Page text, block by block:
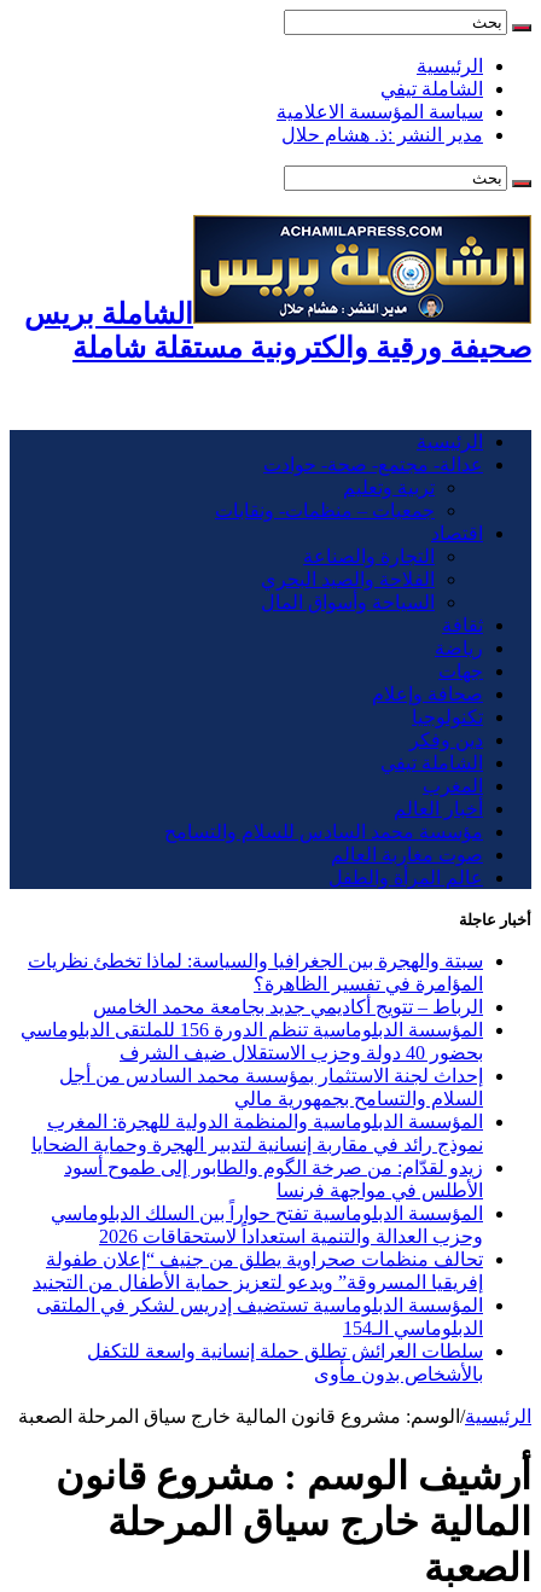
الرئيسية
الشاملة تيفي
سياسة المؤسسة الاعلامية
مدير النشر :ذ. هشام حلال
الشاملة بريس
صحيفة ورقية والكترونية مستقلة شاملة
الرئيسية
عدالة- مجتمع- صحة- حوادت
تربية وتعليم
جمعيات – منظمات- ونقابات
اقتصاد
التجارة والصناعة
الفلاحة والصيد البحري
السياحة وأسواق المال
ثقافة
رياضة
جهات
صحافة وإعلام
تكنولوجيا
دين وفكر
الشاملة تيفي
المغرب
أخبار العالم
مؤسسة محمد السادس للسلام والتسامح
صوت مغاربة العالم
عالم المرأة والطفل
أخبار عاجلة
سبتة والهجرة بين الجغرافيا والسياسة: لماذا تخطئ نظريات
المؤامرة في تفسير الظاهرة؟
الرباط – تتويج أكاديمي جديد بجامعة محمد الخامس
المؤسسة الدبلوماسية تنظم الدورة 156 للملتقى الدبلوماسي
بحضور 40 دولة وحزب الاستقلال ضيف الشرف
إحداث لجنة الاستثمار بمؤسسة محمد السادس من أجل
السلام والتسامح بجمهورية مالي
المؤسسة الدبلوماسية والمنظمة الدولية للهجرة: المغرب
نموذج رائد في مقاربة إنسانية لتدبير الهجرة وحماية الضحايا
زيدو لقدّام: من صرخة الگوم والطابور إلى طموح أسود
الأطلس في مواجهة فرنسا
المؤسسة الدبلوماسية تفتح حواراً بين السلك الدبلوماسي
وحزب العدالة والتنمية استعداداً لاستحقاقات 2026
تحالف منظمات صحراوية يطلق من جنيف “إعلان طفولة
إفريقيا المسروقة” ويدعو لتعزيز حماية الأطفال من التجنيد
المؤسسة الدبلوماسية تستضيف إدريس لشكر في الملتقى
الدبلوماسي الـ154
سلطات العرائش تطلق حملة إنسانية واسعة للتكفل
بالأشخاص بدون مأوى
الرئيسية/ الوسم: مشروع قانون المالية خارج سياق المرحلة الصعبة
أرشيف الوسم : مشروع قانون
المالية خارج سياق المرحلة
الصعبة